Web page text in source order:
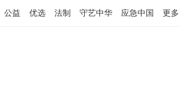
公益 优选 法制 守艺中华 应急中国 更多